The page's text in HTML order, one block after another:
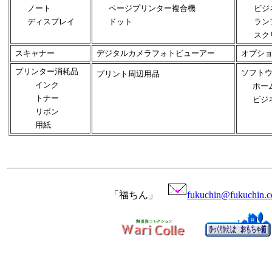
ノート
ディスプレイ
ページプリンター複合機
ドット
ビジ
ラン
スク
スキャナー
デジタルカメラフォトビューアー
オプシ
プリンター消耗品
インク
トナー
リボン
用紙
プリント周辺用品
ソフト
ホー
ビジ
「福ちん」